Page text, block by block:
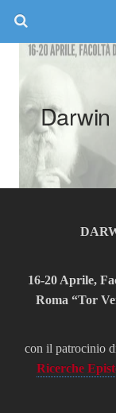
Darwin
16-20 Aprile,
Roma “Tor
con il patrocinio
Ricerche